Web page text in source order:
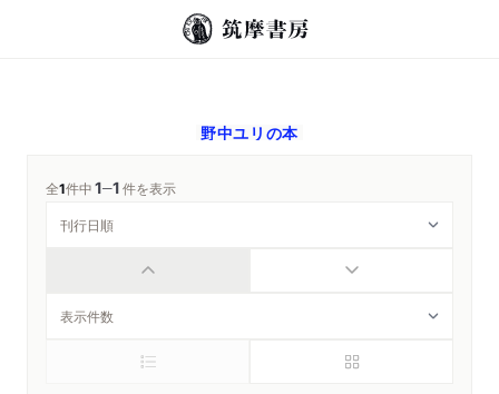
野中ユリ の本
全1件中1─1件を表示